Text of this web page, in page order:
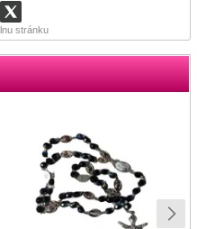
stránku